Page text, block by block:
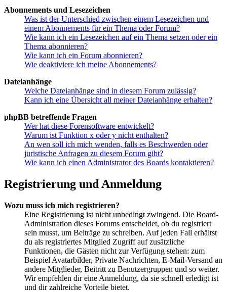
Abonnements und Lesezeichen
Was ist der Unterschied zwischen einem Lesezeichen und
einem Abonnements für ein Thema oder Forum?
Wie kann ich ein Lesezeichen auf ein Thema setzen oder ein
Thema abonnieren?
Wie kann ich ein Forum abonnieren?
Wie deaktiviere ich meine Abonnements?
Dateianhänge
Welche Dateianhänge sind in diesem Forum zulässig?
Kann ich eine Übersicht all meiner Dateianhänge erhalten?
phpBB betreffende Fragen
Wer hat diese Forensoftware entwickelt?
Warum ist Funktion x oder y nicht enthalten?
An wen soll ich mich wenden, falls es Beschwerden oder
juristische Anfragen zu diesem Forum gibt?
Wie kann ich einen Administrator des Boards kontaktieren?
Registrierung und Anmeldung
Wozu muss ich mich registrieren?
Eine Registrierung ist nicht unbedingt zwingend. Die Board-
Administration dieses Forums entscheidet, ob du registriert
sein musst, um Beiträge zu schreiben. Auf jeden Fall erhältst
du als registriertes Mitglied Zugriff auf zusätzliche
Funktionen, die Gästen nicht zur Verfügung stehen: zum
Beispiel Avatarbilder, Private Nachrichten, E-Mail-Versand an
andere Mitglieder, Beitritt zu Benutzergruppen und so weiter.
Wir empfehlen dir eine Anmeldung, da sie schnell erledigt ist
und dir zahlreiche Vorteile bietet.